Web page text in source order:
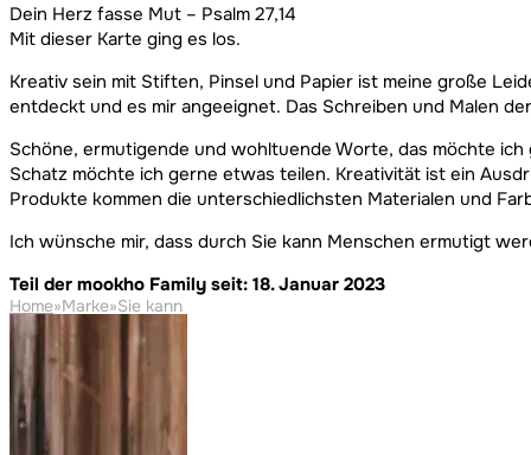
Dein Herz fasse Mut – Psalm 27,14
Mit dieser Karte ging es los.
Kreativ sein mit Stiften, Pinsel und Papier ist meine große
entdeckt und es mir angeeignet. Das Schreiben und Malen
Schöne, ermutigende und wohltuende Worte, das möchte
Schatz möchte ich gerne etwas teilen. Kreativität ist ein
Produkte kommen die unterschiedlichsten Materialen und
Ich wünsche mir, dass durch Sie kann Menschen ermutigt
Teil der mookho Family seit: 18. Januar 2023
Home»Marke»Sie kann